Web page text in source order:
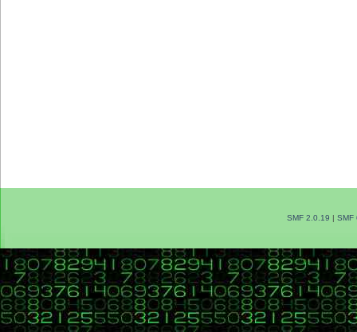
SMF 2.0.19 | SMF